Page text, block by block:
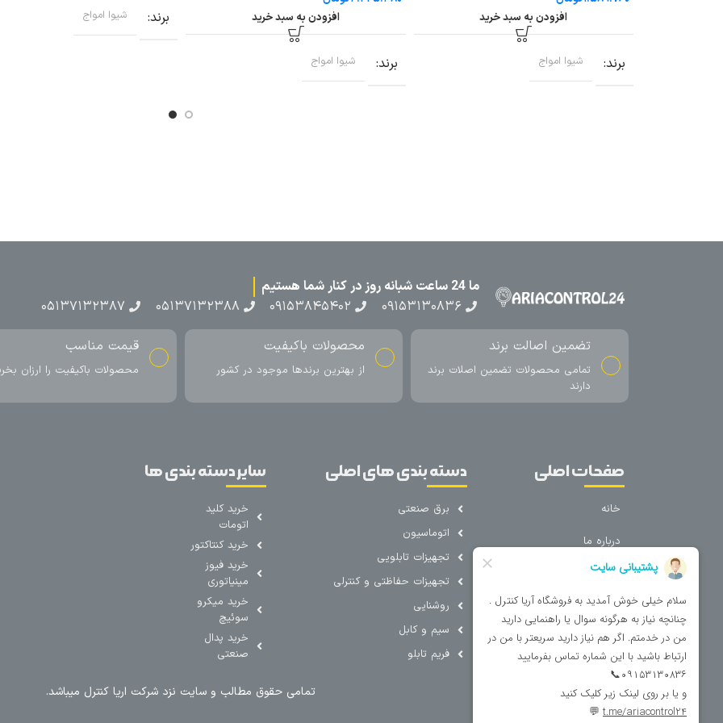
افزودن به سبد خرید
برند شیوا امواج
افزودن به سبد خرید
برند شیوا امواج
برند شیوا امواج
ما 24 ساعت شبانه روز در کنار شما هستیم
۰۹۱۵۳۱۳۰۸۳۶
۰۹۱۵۳۸۴۵۴۰۲ ۰۵۱۳۷۱۳۲۳۸۸ ۰۵۱۳۷۱۳۲۳۸۷
تضمین اصالت برند
تمامی محصولات تضمین اصلات برند
دارند
محصولات باکیفیت
از بهترین برندها موجود در کشور
قیمت مناسب
محصولات باکیفیت را ارزان
صفحات اصلی
خانه
درباره ما
تماس با ما
فروشگاه
دسته بندی های اصلی
برق صنعتی
اتوماسیون
تجهیزات تابلویی
تجهیزات حفاظتی و کنترلی
روشنایی
سیم و کابل
فریم تابلو
سایر دسته بندی ها
خرید کلید
اتومات
خرید کنتاکتور
خرید فیوز
مینیاتوری
خرید میکرو
سوئیچ
خرید پدال
صنعتی
تمامی حقوق مطالب و سایت نزد شرکت اریا کنترل میباشد.